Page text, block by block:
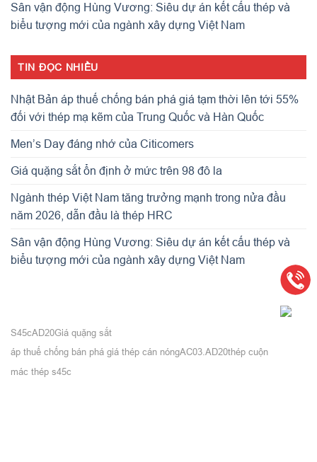
Sân vận động Hùng Vương: Siêu dự án kết cấu thép và
biểu tượng mới của ngành xây dựng Việt Nam
TIN ĐỌC NHIỀU
Nhật Bản áp thuế chống bán phá giá tạm thời lên tới 55%
đối với thép mạ kẽm của Trung Quốc và Hàn Quốc
Men’s Day đáng nhớ của Citicomers
Giá quặng sắt ổn định ở mức trên 98 đô la
Ngành thép Việt Nam tăng trưởng mạnh trong nửa đầu
năm 2026, dẫn đầu là thép HRC
Sân vận động Hùng Vương: Siêu dự án kết cấu thép và
biểu tượng mới của ngành xây dựng Việt Nam
S45cAD20Giá quặng sắt
áp thuế chống bán phá giá thép cán nóngAC03.AD20thép cuộn
mác thép s45c